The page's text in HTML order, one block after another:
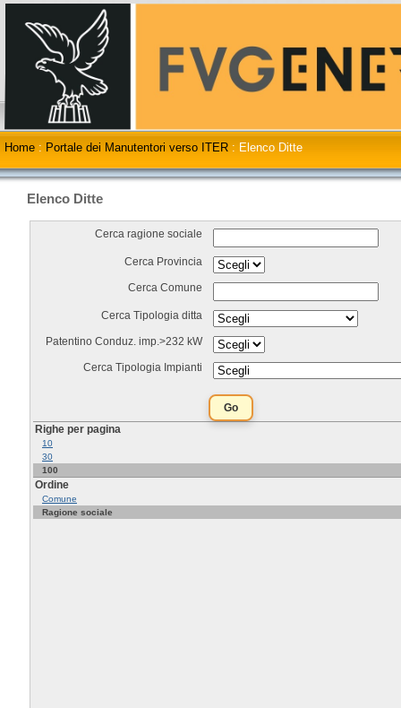
Home : Portale dei Manutentori verso ITER : Elenco Ditte
Elenco Ditte
Cerca ragione sociale
Cerca Provincia
Cerca Comune
Cerca Tipologia ditta
Patentino Conduz. imp.>232 kW
Cerca Tipologia Impianti
Righe per pagina
10
30
100
Ordine
Comune
Ragione sociale